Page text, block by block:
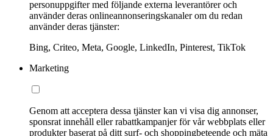
personuppgifter med följande externa leverantörer och
använder deras onlineannonseringskanaler om du redan
använder deras tjänster:
Bing, Criteo, Meta, Google, LinkedIn, Pinterest, TikTok
Marketing
Genom att acceptera dessa tjänster kan vi visa dig annonser,
sponsrat innehåll eller rabattkampanjer för vår webbplats eller
produkter baserat på ditt surf- och shoppingbeteende och mäta